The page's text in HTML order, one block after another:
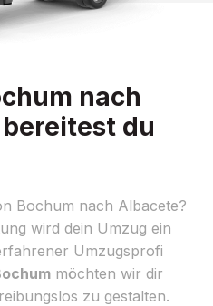
nach
du
Bochum nach Albacete?
wird dein Umzug ein
Umzugsprofi
möchten wir dir
zu gestalten.